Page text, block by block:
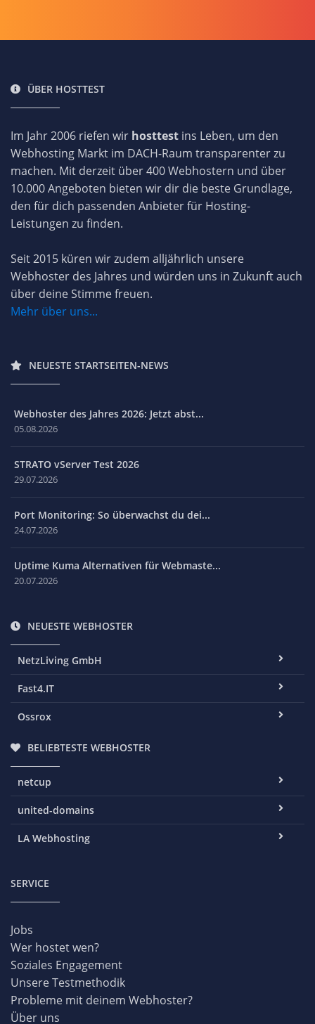
ÜBER HOSTTEST
Im Jahr 2006 riefen wir hosttest ins Leben, um den
Webhosting Markt im DACH-Raum transparenter zu
machen. Mit derzeit über 400 Webhostern und über
10.000 Angeboten bieten wir dir die beste Grundlage,
den für dich passenden Anbieter für Hosting-
Leistungen zu finden.
Seit 2015 küren wir zudem alljährlich unsere
Webhoster des Jahres und würden uns in Zukunft auch
über deine Stimme freuen.
Mehr über uns...
NEUESTE STARTSEITEN-NEWS
Webhoster des Jahres 2026: Jetzt abst...
05.08.2026
STRATO vServer Test 2026
29.07.2026
Port Monitoring: So überwachst du dei...
24.07.2026
Uptime Kuma Alternativen für Webmaste...
20.07.2026
NEUESTE WEBHOSTER
NetzLiving GmbH
Fast4.IT
Ossrox
BELIEBTESTE WEBHOSTER
netcup
united-domains
LA Webhosting
SERVICE
Jobs
Wer hostet wen?
Soziales Engagement
Unsere Testmethodik
Probleme mit deinem Webhoster?
Über uns